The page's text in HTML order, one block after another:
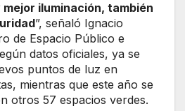
iluminación, también
”, señaló Ignacio
de Espacio Público e
datos oficiales, ya se
puntos de luz en
mientras que este año se
otros 57 espacios verdes.